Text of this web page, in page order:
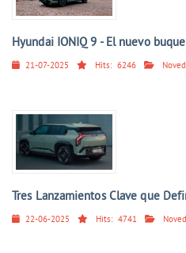
Hyundai IONIQ 9 - El nuevo
21-07-2025 Hits: 6246
Tres Lanzamientos Clave que
22-06-2025 Hits: 4741